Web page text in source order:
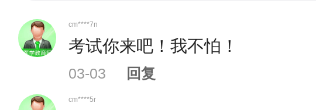
cm****7n
考试你来吧！我不怕！
03-03 回复
cm****5r